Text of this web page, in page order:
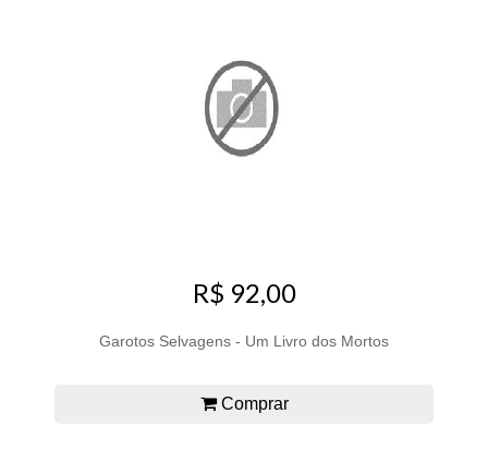
R$ 92,00
Garotos Selvagens - Um Livro dos Mortos
Comprar